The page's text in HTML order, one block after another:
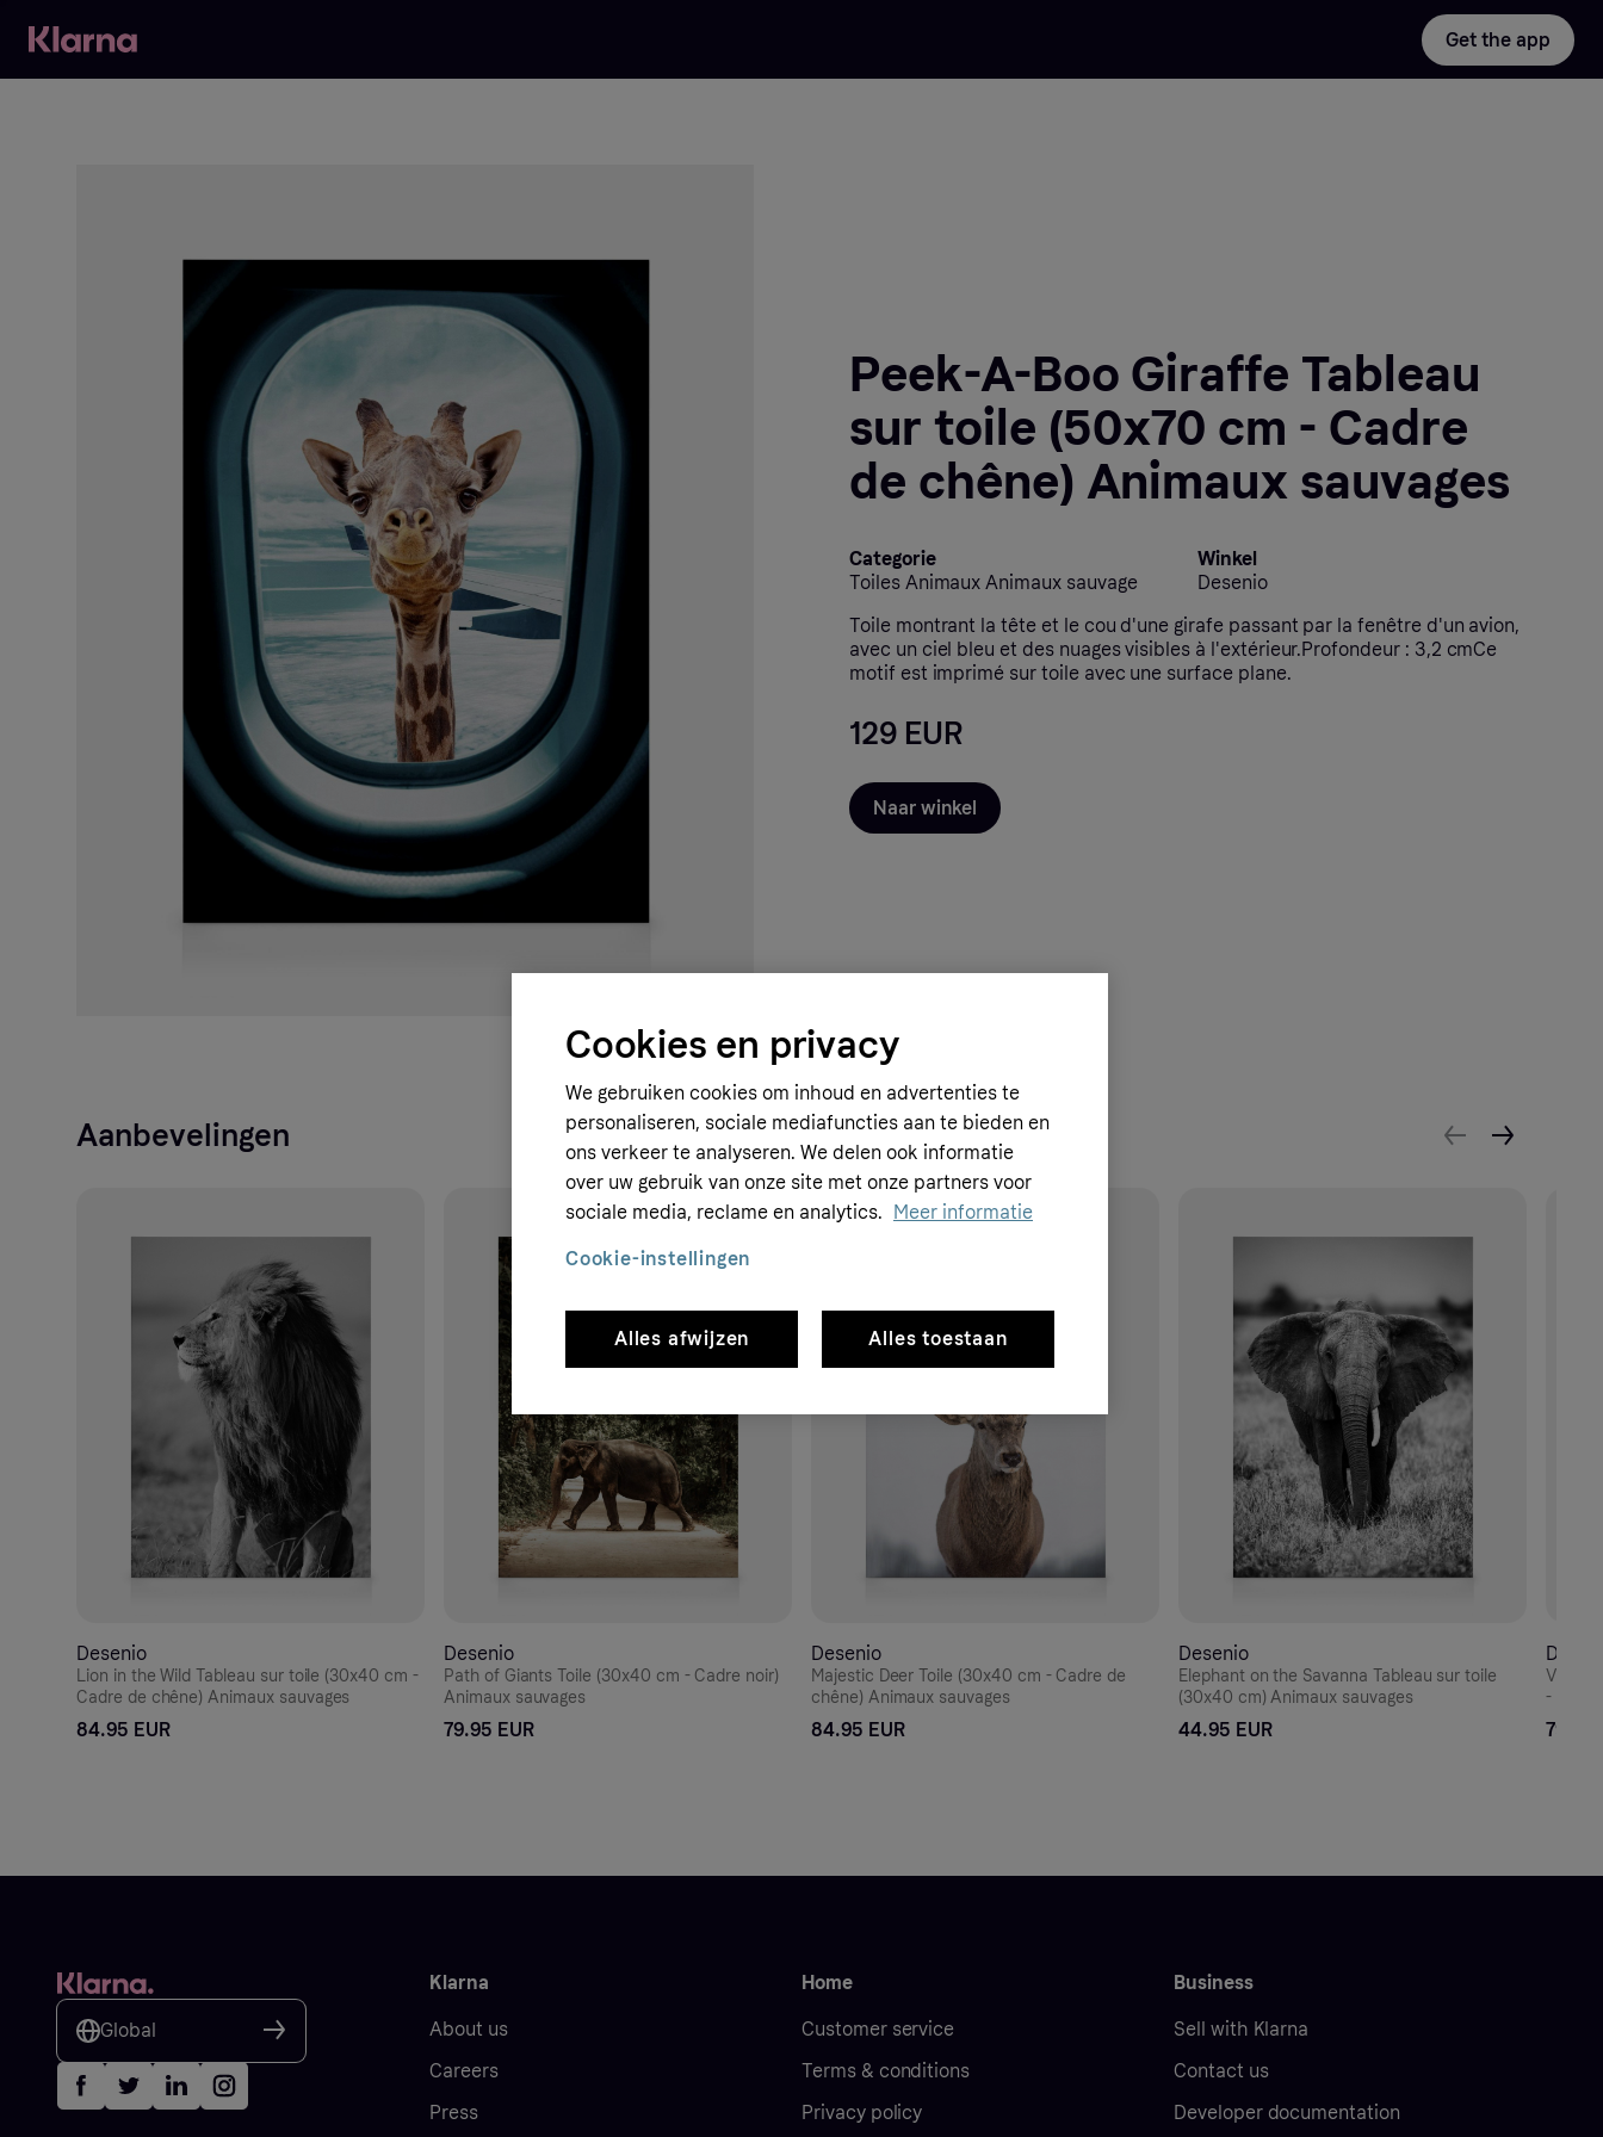
Get the app
Peek-A-Boo Giraffe Tableau
sur toile (50x70 cm - Cadre
de chêne) Animaux sauvages
Categorie
Toiles Animaux Animaux sauvage
Winkel
Desenio
Toile montrant la tête et le cou d'une girafe passant par la fenêtre d'un avion,
avec un ciel bleu et des nuages visibles à l'extérieur.Profondeur : 3,2 cmCe
motif est imprimé sur toile avec une surface plane.
129 EUR
Naar winkel
Aanbevelingen
Desenio
Lion in the Wild Tableau sur toile (30x40 cm -
Cadre de chêne) Animaux sauvages
84.95 EUR
Desenio
Path of Giants Toile (30x40 cm - Cadre noir)
Animaux sauvages
79.95 EUR
Desenio
Majestic Deer Toile (30x40 cm - Cadre de
chêne) Animaux sauvages
84.95 EUR
Desenio
Elephant on the Savanna Tableau sur toile
(30x40 cm) Animaux sauvages
44.95 EUR 79.95
Global
Klarna
About us
Careers
Press
Home
Customer service
Terms & conditions
Privacy policy
Business
Sell with Klarna
Contact us
Developer documentation
Cookies en privacy
We gebruiken cookies om inhoud en advertenties te
personaliseren, sociale mediafuncties aan te bieden en
ons verkeer te analyseren. We delen ook informatie
over uw gebruik van onze site met onze partners voor
sociale media, reclame en analytics. Meer informatie
Alles afwijzen Alles toestaan
Cookie-instellingen